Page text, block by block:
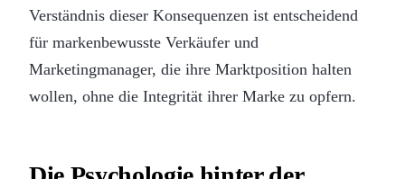
Verständnis dieser Konsequenzen ist entscheidend
für markenbewusste Verkäufer und
Marketingmanager, die ihre Marktposition halten
wollen, ohne die Integrität ihrer Marke zu opfern.